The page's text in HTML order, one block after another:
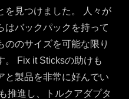
を見つけました。 人々が
はバックパックを持って
ののサイズを可能な限り
。 Fix it Sticksの助けも
と製品を非常に好んでい
推進し、トルクアダプタ